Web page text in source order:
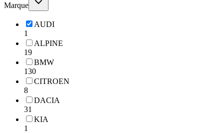
Marque
AUDI
1
ALPINE
19
BMW
130
CITROEN
8
DACIA
31
KIA
1